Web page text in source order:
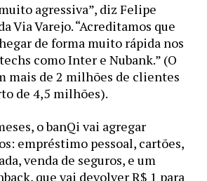
agressiva”, diz Felipe
Via Varejo. “Acreditamos que
de forma muito rápida nos
como Inter e Nubank.” (O
mais de 2 milhões de clientes
de 4,5 milhões).
o banQi vai agregar
empréstimo pessoal, cartões,
venda de seguros, e um
que vai devolver R$ 1 para